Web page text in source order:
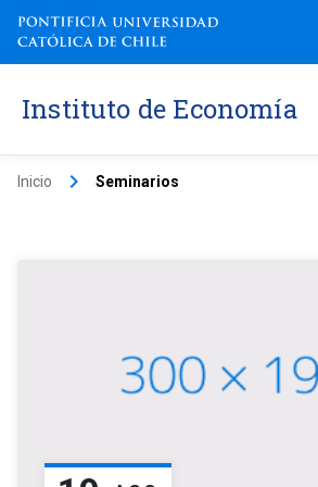
Instituto de Economía
Inicio keyboard_arrow_right Seminarios